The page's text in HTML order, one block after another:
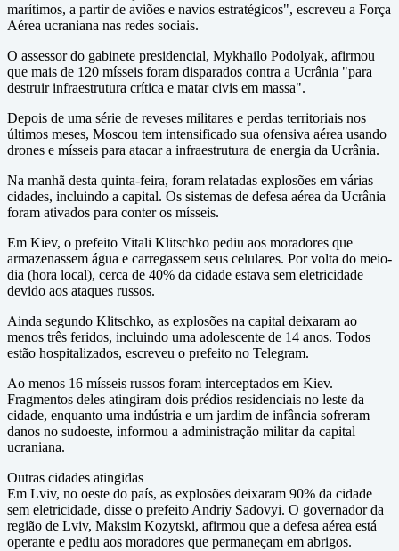
marítimos, a partir de aviões e navios estratégicos", escreveu a Força
Aérea ucraniana nas redes sociais.
O assessor do gabinete presidencial, Mykhailo Podolyak, afirmou
que mais de 120 mísseis foram disparados contra a Ucrânia "para
destruir infraestrutura crítica e matar civis em massa".
Depois de uma série de reveses militares e perdas territoriais nos
últimos meses, Moscou tem intensificado sua ofensiva aérea usando
drones e mísseis para atacar a infraestrutura de energia da Ucrânia.
Na manhã desta quinta-feira, foram relatadas explosões em várias
cidades, incluindo a capital. Os sistemas de defesa aérea da Ucrânia
foram ativados para conter os mísseis.
Em Kiev, o prefeito Vitali Klitschko pediu aos moradores que
armazenassem água e carregassem seus celulares. Por volta do meio-
dia (hora local), cerca de 40% da cidade estava sem eletricidade
devido aos ataques russos.
Ainda segundo Klitschko, as explosões na capital deixaram ao
menos três feridos, incluindo uma adolescente de 14 anos. Todos
estão hospitalizados, escreveu o prefeito no Telegram.
Ao menos 16 mísseis russos foram interceptados em Kiev.
Fragmentos deles atingiram dois prédios residenciais no leste da
cidade, enquanto uma indústria e um jardim de infância sofreram
danos no sudoeste, informou a administração militar da capital
ucraniana.
Outras cidades atingidas
Em Lviv, no oeste do país, as explosões deixaram 90% da cidade
sem eletricidade, disse o prefeito Andriy Sadovyi. O governador da
região de Lviv, Maksim Kozytski, afirmou que a defesa aérea está
operante e pediu aos moradores que permaneçam em abrigos.